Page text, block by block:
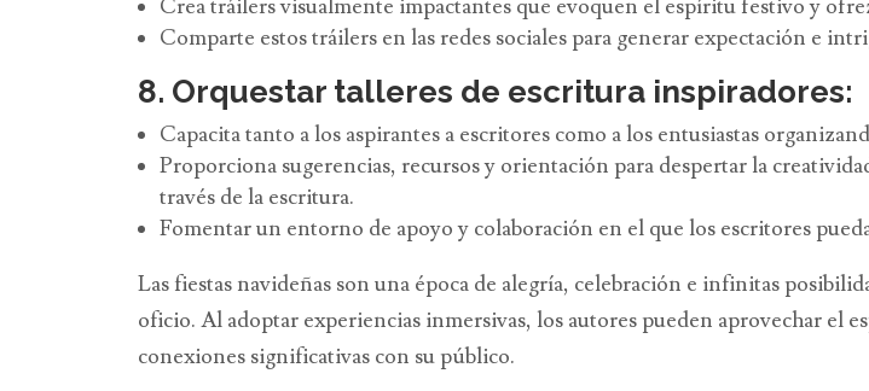
Crea tráilers visualmente impactantes que evoquen el espíritu festivo y
Comparte estos tráilers en las redes sociales para generar expectación e
8. Orquestar talleres de escritura inspiradores:
Capacita tanto a los aspirantes a escritores como a los entusiastas
Proporciona sugerencias, recursos y orientación para despertar la
través de la escritura.
Fomentar un entorno de apoyo y colaboración en el que los escritores
Las fiestas navideñas son una época de alegría, celebración e infinitas
oficio. Al adoptar experiencias inmersivas, los autores pueden aprovechar el
conexiones significativas con su público.